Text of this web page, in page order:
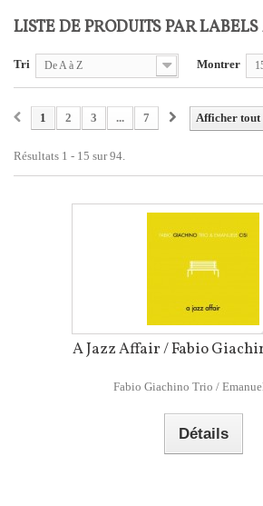
LISTE DE PRODUITS PAR
Tri De A à Z Montrer
Afficher tout
1 2 3 ... 7
Résultats 1 - 15 sur 94.
A Jazz Affair / Fabio
Fabio Giachino Trio /
Détails